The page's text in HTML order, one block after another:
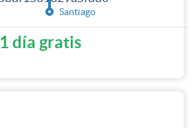
Santiago
1 día gratis